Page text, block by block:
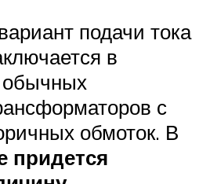
подачи тока
в
обычных
с
обмоток. В
придется